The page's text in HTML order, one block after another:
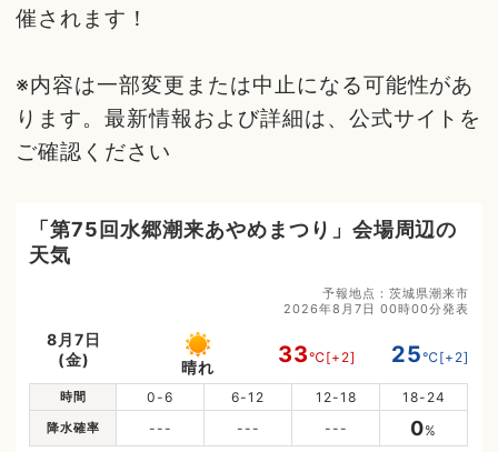
催されます！
※内容は一部変更または中止になる可能性があ
ります。最新情報および詳細は、公式サイトを
ご確認ください
「第75回水郷潮来あやめまつり」会場周辺の
天気
予報地点：茨城県潮来市
2026年8月7日 00時00分発表
8月7日
(金)
晴れ 33℃[+2] 25℃[+2]
時間 0-6 6-12 12-18 18-24
降水確率 --- --- --- 0%